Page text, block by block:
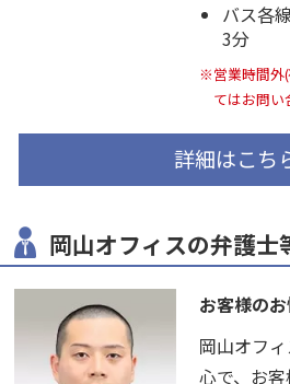
バス各
3分
※営業時間外
てはお問い
詳細はこち
岡山オフィスの弁護士
お客様の
岡山オフ
心で、お